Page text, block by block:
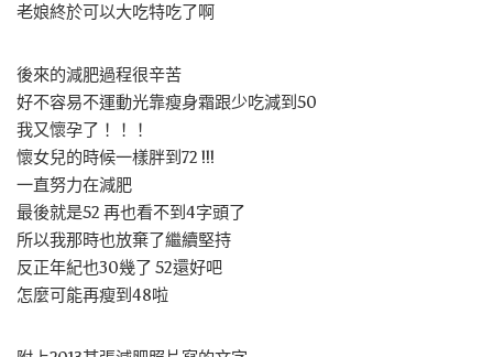
老娘終於可以大吃特吃了啊
後來的減肥過程很辛苦
好不容易不運動光靠瘦身霜跟少吃減到50
我又懷孕了！！！
懷女兒的時候一樣胖到72 !!!
一直努力在減肥
最後就是52 再也看不到4字頭了
所以我那時也放棄了繼續堅持
反正年紀也30幾了 52還好吧
怎麼可能再瘦到48啦